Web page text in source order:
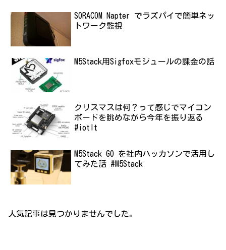
SORACOM Napter でラズパイで簡単ネッ
トワーク監視
M5Stack用Sigfoxモジュールの課金の話
クリスマスは何？って感じでマイコン
ボードを眺めながら今年を振り返る
#iotlt
M5Stack GO を社内ハッカソンで活用し
てみた話 #M5Stack
人気記事は見つかりませんでした。